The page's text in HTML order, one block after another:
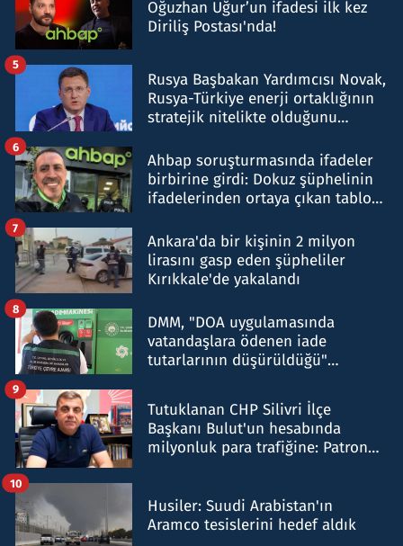
Oğuzhan Uğur’un ifadesi ilk kez
Diriliş Postası'nda!
Rusya Başbakan Yardımcısı Novak,
Rusya-Türkiye enerji ortaklığının
stratejik nitelikte olduğunu
5
Ahbap soruşturmasında ifadeler
birbirine girdi: Dokuz şüphelinin
ifadelerinden ortaya çıkan tablo
6
Ankara'da bir kişinin 2 milyon
lirasını gasp eden şüpheliler
Kırıkkale'de yakalandı
7
DMM, "DOA uygulamasında
vatandaşlara ödenen iade
tutarlarının düşürüldüğü"
8
Tutuklanan CHP Silivri İlçe
Başkanı Bulut'un hesabında
milyonluk para trafiğine: Patron
9
Husiler: Suudi Arabistan'ın
Aramco tesislerini hedef aldık
10